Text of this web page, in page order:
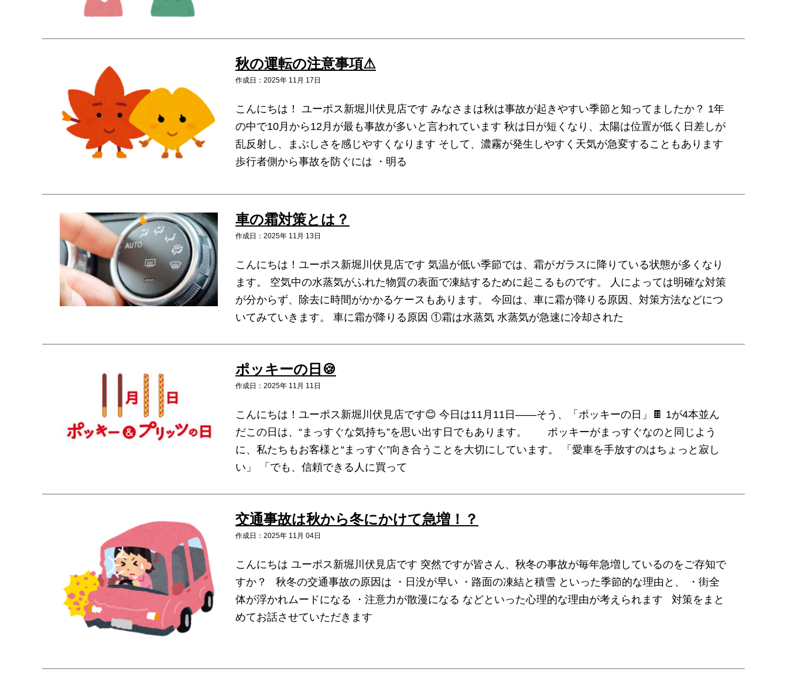
秋の運転の注意事項⚠
作成日：2025年 11月 17日
こんにちは！ ユーポス新堀川伏見店です みなさまは秋は事故が起きやすい季節と知ってましたか？ 1年
の中で10月から12月が最も事故が多いと言われています 秋は日が短くなり、太陽は位置が低く日差しが
乱反射し、まぶしさを感じやすくなります そして、濃霧が発生しやすく天気が急変することもあります
歩行者側から事故を防ぐには ・明る
車の霜対策とは？
作成日：2025年 11月 13日
こんにちは！ユーポス新堀川伏見店です 気温が低い季節では、霜がガラスに降りている状態が多くなり
ます。 空気中の水蒸気がふれた物質の表面で凍結するために起こるものです。 人によっては明確な対策
が分からず、除去に時間がかかるケースもあります。 今回は、車に霜が降りる原因、対策方法などにつ
いてみていきます。 車に霜が降りる原因 ①霜は水蒸気 水蒸気が急速に冷却された
ポッキーの日🍪
作成日：2025年 11月 11日
こんにちは！ユーポス新堀川伏見店です😊 今日は11月11日——そう、「ポッキーの日」🍫 1が4本並ん
だこの日は、“まっすぐな気持ち”を思い出す日でもあります。 ㅤㅤㅤ ㅤㅤㅤ ㅤㅤㅤ ㅤㅤㅤ ㅤㅤㅤ ㅤㅤㅤ ポッキーがまっすぐなのと同じよう
に、私たちもお客様と“まっすぐ”向き合うことを大切にしています。 「愛車を手放すのはちょっと寂し
い」 「でも、信頼できる人に買って
交通事故は秋から冬にかけて急増！？
作成日：2025年 11月 04日
こんにちは ユーポス新堀川伏見店です 突然ですが皆さん、秋冬の事故が毎年急増しているのをご存知で
すか？ 秋冬の交通事故の原因は ・日没が早い ・路面の凍結と積雪 といった季節的な理由と、 ・街全
体が浮かれムードになる ・注意力が散漫になる などといった心理的な理由が考えられます 対策をまと
めてお話させていただきます